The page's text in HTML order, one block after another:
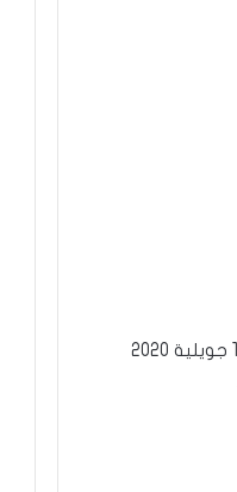
فوجئ وزراء النهضة وهم في طريقهم الى مقر رئاسة الحكومة بالقصبة عشية اليوم االاربعاء 15 جويلية 2020